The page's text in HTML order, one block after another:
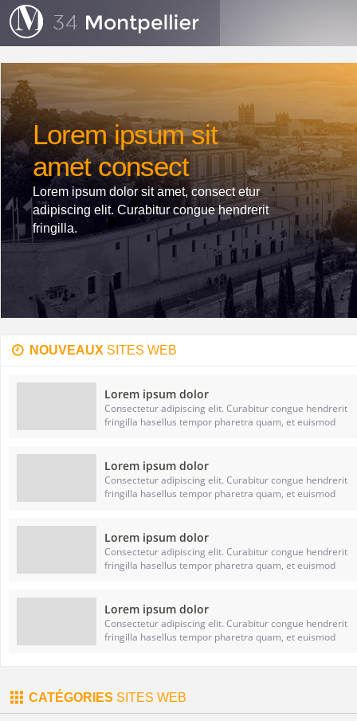
Lorem ipsum sit
amet consect
Lorem ipsum dolor sit amet, consect etur
adipiscing elit. Curabitur congue hendrerit
fringilla.
NOUVEAUX SITES WEB
Lorem ipsum dolor
Consectetur adipiscing elit. Curabitur congue hendrerit
fringilla hasellus tempor pharetra quam, et euismod
Lorem ipsum dolor
Consectetur adipiscing elit. Curabitur congue hendrerit
fringilla hasellus tempor pharetra quam, et euismod
Lorem ipsum dolor
Consectetur adipiscing elit. Curabitur congue hendrerit
fringilla hasellus tempor pharetra quam, et euismod
Lorem ipsum dolor
Consectetur adipiscing elit. Curabitur congue hendrerit
fringilla hasellus tempor pharetra quam, et euismod
CATÉGORIES SITES WEB